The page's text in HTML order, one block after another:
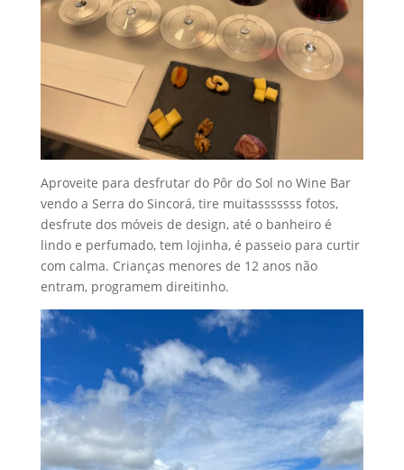
Aproveite para desfrutar do Pôr do Sol no Wine Bar
vendo a Serra do Sincorá, tire muitasssssss fotos,
desfrute dos móveis de design, até o banheiro é
lindo e perfumado, tem lojinha, é passeio para curtir
com calma. Crianças menores de 12 anos não
entram, programem direitinho.